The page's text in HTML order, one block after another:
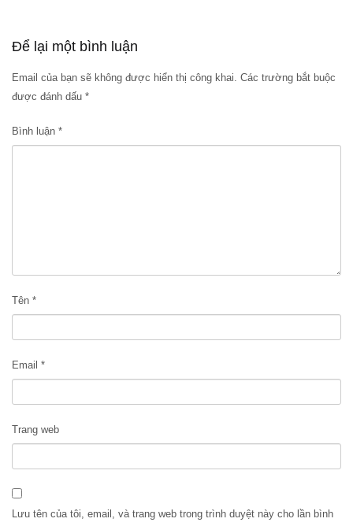
Để lại một bình luận
Email của bạn sẽ không được hiển thị công khai. Các trường bắt buộc
được đánh dấu *
Bình luận *
Tên *
Email *
Trang web
Lưu tên của tôi, email, và trang web trong trình duyệt này cho lần bình